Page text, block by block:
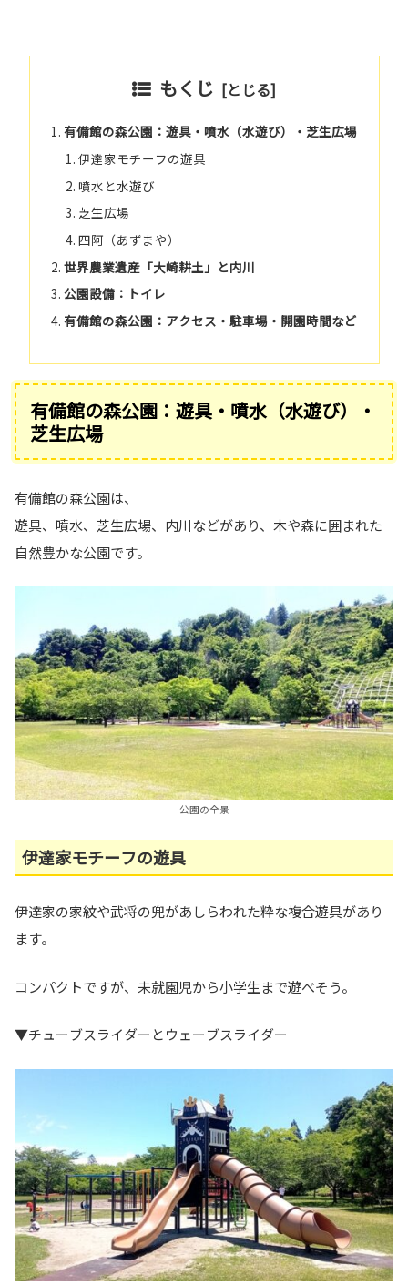
もくじ
有備館の森公園：遊具・噴水（水遊び）・芝生広場
伊達家モチーフの遊具
噴水と水遊び
芝生広場
四阿（あずまや）
世界農業遺産「大崎耕土」と内川
公園設備：トイレ
有備館の森公園：アクセス・駐車場・開園時間など
有備館の森公園：遊具・噴水（水遊び）・
芝生広場
有備館の森公園は、
遊具、噴水、芝生広場、内川などがあり、木や森に囲まれた
自然豊かな公園です。
公園の全景
伊達家モチーフの遊具
伊達家の家紋や武将の兜があしらわれた粋な複合遊具があり
ます。
コンパクトですが、未就園児から小学生まで遊べそう。
▼チューブスライダーとウェーブスライダー